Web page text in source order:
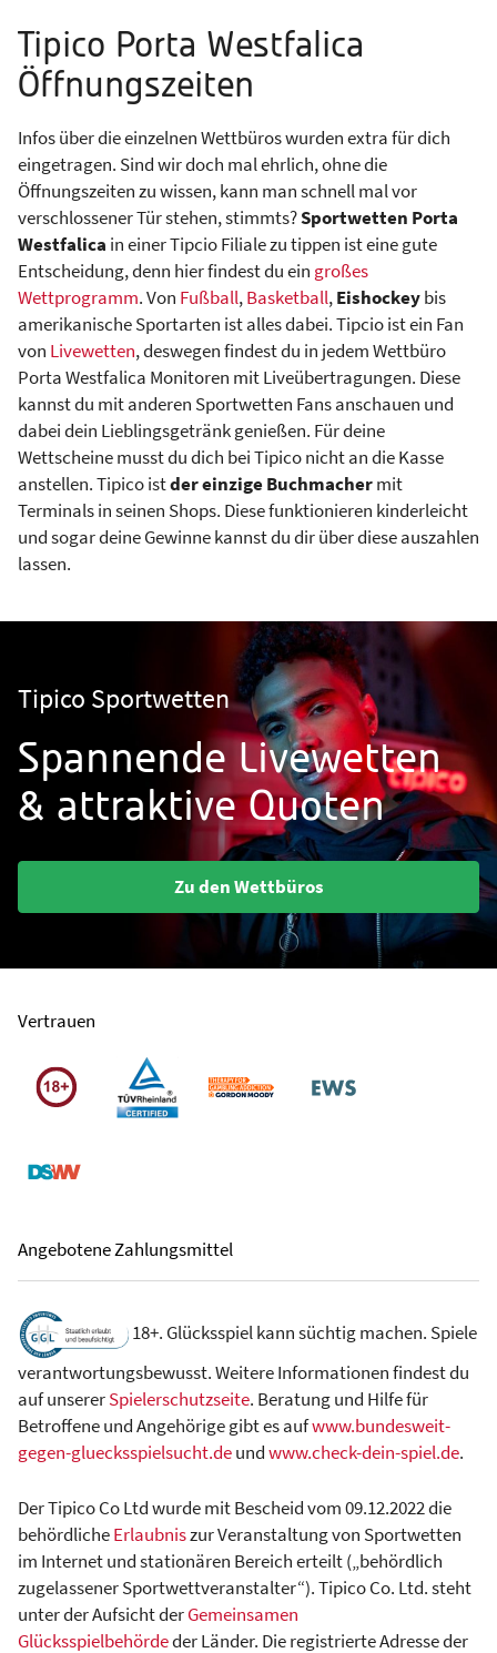
Tipico Porta Westfalica
Öffnungszeiten
Infos über die einzelnen Wettbüros wurden extra für dich
eingetragen. Sind wir doch mal ehrlich, ohne die
Öffnungszeiten zu wissen, kann man schnell mal vor
verschlossener Tür stehen, stimmts?Sportwetten Porta
Westfalica in einer Tipcio Filiale zu tippen ist eine gute
Entscheidung, denn hier findest du ein großes
Wettprogramm. Von Fußball,Basketball,Eishockeybis
amerikanische Sportarten ist alles dabei. Tipcio ist ein Fan
von Livewetten, deswegen findest du in jedem Wettbüro
Porta Westfalica Monitoren mit Liveübertragungen. Diese
kannst du mit anderen Sportwetten Fans anschauen und
dabei dein Lieblingsgetränk genießen. Für deine
Wettscheine musst du dich bei Tipico nicht an die Kasse
anstellen. Tipico istder einzige Buchmachermit
Terminals in seinen Shops. Diese funktionieren kinderleicht
und sogar deine Gewinne kannst du dir über diese auszahlen
lassen.
Tipico Sportwetten
Spannende Livewetten
& attraktive Quoten
Zu den Wettbüros
Vertrauen
Angebotene Zahlungsmittel
18+. Glücksspiel kann süchtig machen. Spiele
verantwortungsbewusst. Weitere Informationen findest du
auf unsererSpielerschutzseite. Beratung und Hilfe für
Betroffene und Angehörige gibt es aufwww.bundesweit-
gegen-gluecksspielsucht.deundwww.check-dein-spiel.de.
Der Tipico Co Ltd wurde mit Bescheid vom 09.12.2022 die
behördlicheErlaubniszur Veranstaltung von Sportwetten
im Internet und stationären Bereich erteilt („behördlich
zugelassener Sportwettveranstalter“). Tipico Co. Ltd. steht
unter der Aufsicht derGemeinsamen
Glücksspielbehördeder Länder. Die registrierte Adresse der